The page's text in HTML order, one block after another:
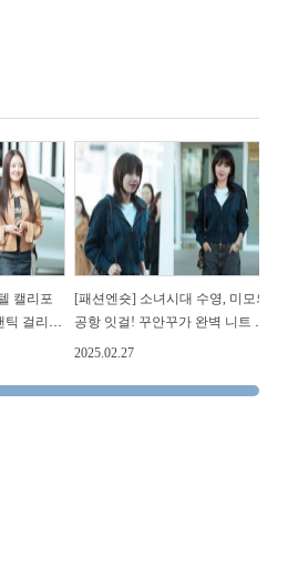
캘리포
틱 걸리시
[패션엔숏] 소녀시대 수영, 미모의
공항 잇걸! 꾸안꾸가 완벽 니트 카
디건 밀라노 출국
2025.02.27